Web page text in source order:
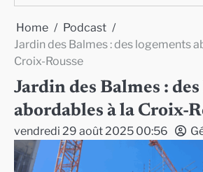
Home
Podcast
Jardin des Balmes : des logements
Croix-Rousse
Jardin des Balmes :
abordables à la Croix-
vendredi 29 août 2025 00:56